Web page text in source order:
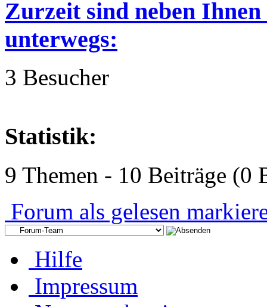
Zurzeit sind neben
unterwegs:
3 Besucher
Statistik:
9 Themen - 10 Beiträge (0
Forum als gelesen
Hilfe
Impressum